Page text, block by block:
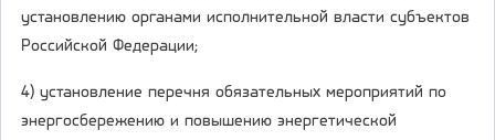
установлению органами исполнительной власти субъектов
Российской Федерации;
4) установление перечня обязательных мероприятий по
энергосбережению и повышению энергетической